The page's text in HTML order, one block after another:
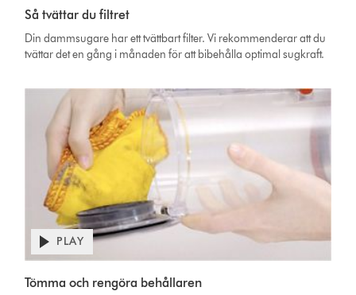
Transcript
transcript
Så tvättar du filtret
Din dammsugare har ett tvättbart filter. Vi rekommenderar att du
tvättar det en gång i månaden för att bibehålla optimal sugkraft.
Transcript
Open
video
PLAY
Tömma och rengöra behållaren